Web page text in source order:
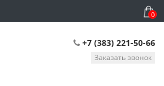
0
+7 (383) 221-50-66
Заказать звонок